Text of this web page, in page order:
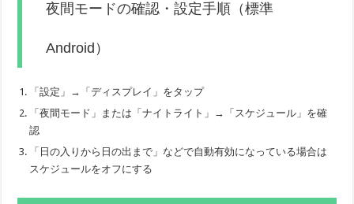
夜間モードの確認・設定手順（標準
Android）
「設定」→「ディスプレイ」をタップ
「夜間モード」または「ナイトライト」→「スケジュール」を確
認
「日の入りから日の出まで」などで自動有効になっている場合は
スケジュールをオフにする